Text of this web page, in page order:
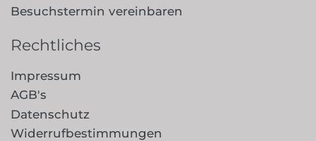
Besuchstermin vereinbaren
Rechtliches
Impressum
AGB's
Datenschutz
Widerrufbestimmungen